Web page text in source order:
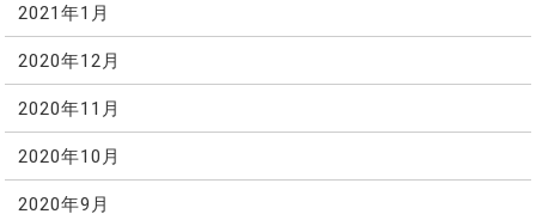
2021年1月
2020年12月
2020年11月
2020年10月
2020年9月